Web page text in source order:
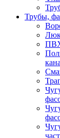
Трубы,
ПВХ